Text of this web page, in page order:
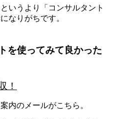
いうより「コンサルタント
なりがちです。
を使ってみて良かった
！
内のメールがこちら。